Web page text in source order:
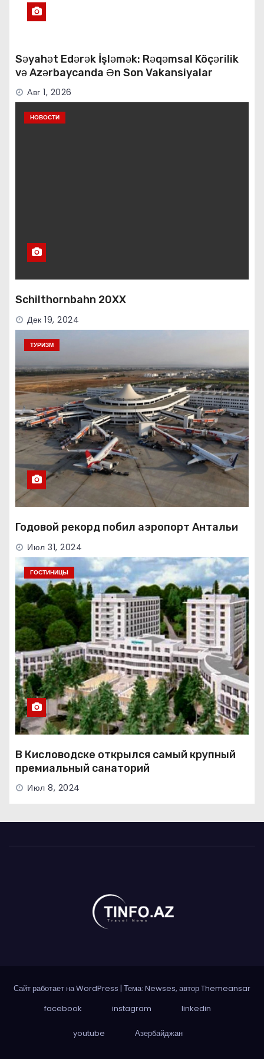
Səyahət Edərək İşləmək: Rəqəmsal Köçərilik
və Azərbaycanda Ən Son Vakansiyalar
Авг 1, 2026
НОВОСТИ
Schilthornbahn 20XX
Дек 19, 2024
ТУРИЗМ
Годовой рекорд побил аэропорт Антальи
Июл 31, 2024
ГОСТИНИЦЫ
В Кисловодске открылся самый крупный
премиальный санаторий
Июл 8, 2024
Сайт работает на WordPress | Тема: Newses, авторThemeansar
facebook
instagram linkedin
youtube Азербайджан